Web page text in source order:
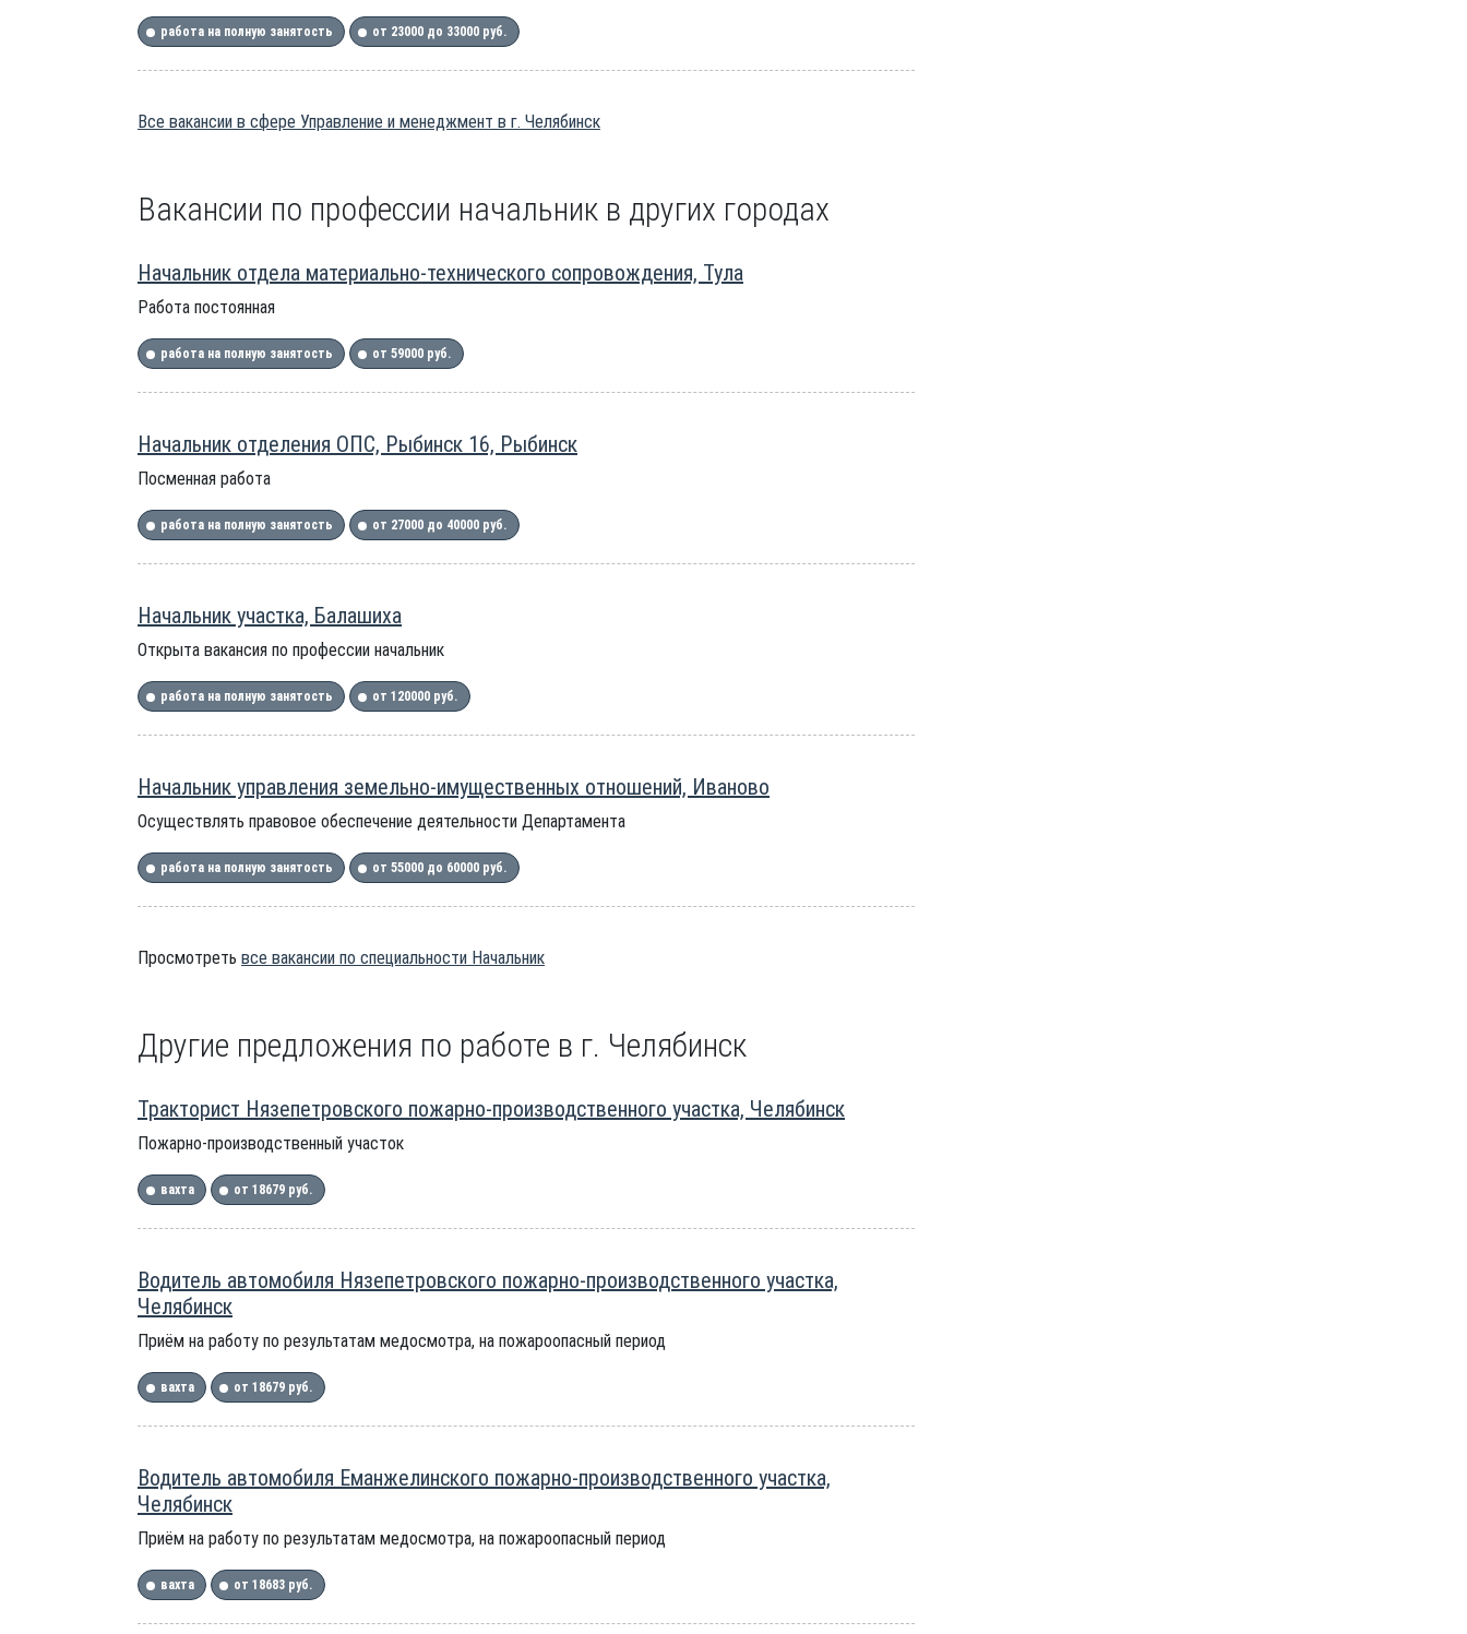
работа на полную занятость от 23000 до 33000 руб.
Все вакансии в сфере Управление и менеджмент в г. Челябинск
Вакансии по профессии начальник в других городах
Начальник отдела материально-технического сопровождения, Тула
Работа постоянная
работа на полную занятость от 59000 руб.
Начальник отделения ОПС, Рыбинск 16, Рыбинск
Посменная работа
работа на полную занятость от 27000 до 40000 руб.
Начальник участка, Балашиха
Открыта вакансия по профессии начальник
работа на полную занятость от 120000 руб.
Начальник управления земельно-имущественных отношений, Иваново
Осуществлять правовое обеспечение деятельности Департамента
работа на полную занятость от 55000 до 60000 руб.
Просмотреть все вакансии по специальности Начальник
Другие предложения по работе в г. Челябинск
Тракторист Нязепетровского пожарно-производственного участка, Челябинск
Пожарно-производственный участок
вахта от 18679 руб.
Водитель автомобиля Нязепетровского пожарно-производственного участка,
Челябинск
Приём на работу по результатам медосмотра, на пожароопасный период
вахта от 18679 руб.
Водитель автомобиля Еманжелинского пожарно-производственного участка,
Челябинск
Приём на работу по результатам медосмотра, на пожароопасный период
вахта от 18683 руб.